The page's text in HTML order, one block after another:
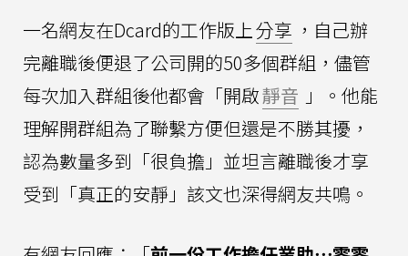
一名網友在Dcard的工作版上分享 ，自己辦
完離職後便退了公司開的50多個群組，儘管
每次加入群組後他都會「開啟靜音 」。他能
理解開群組為了聯繫方便但還是不勝其擾，
認為數量多到「很負擔」並坦言離職後才享
受到「真正的安靜」該文也深得網友共鳴。